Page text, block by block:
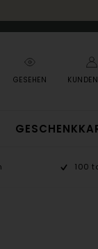
GESEHEN
100